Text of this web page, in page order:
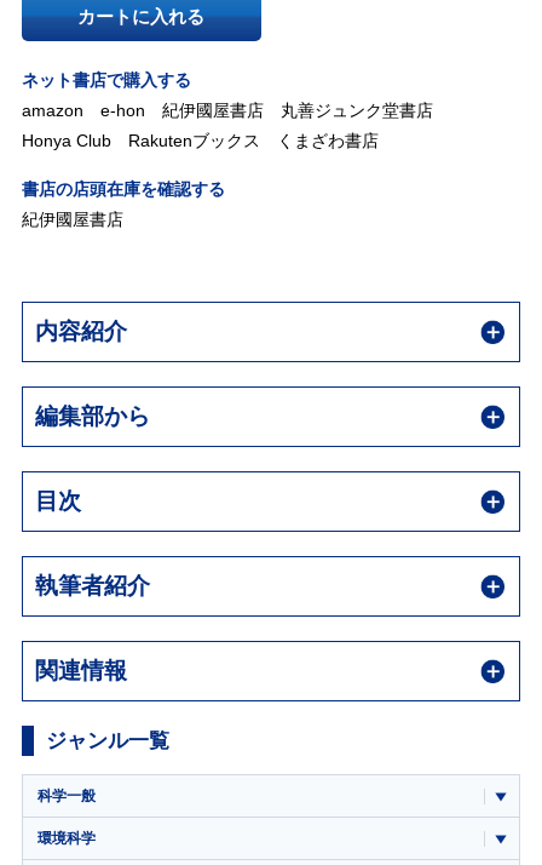
カートに入れる
ネット書店で購入する
amazon
e-hon 紀伊國屋書店
丸善ジュンク堂書店
Honya Club
Rakutenブックス くまざわ書店
書店の店頭在庫を確認する
紀伊國屋書店
内容紹介
編集部から
目次
執筆者紹介
関連情報
ジャンル一覧
科学一般
環境科学